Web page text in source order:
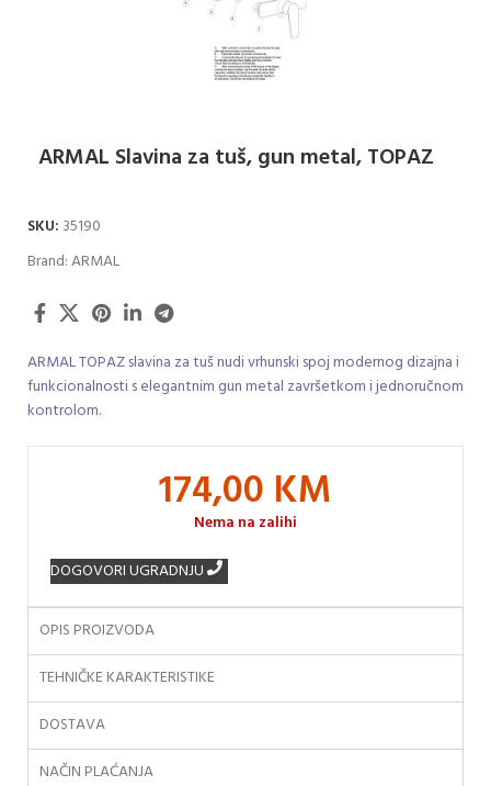
ARMAL Slavina za tuš, gun metal, TOPAZ
SKU: 35190
Brand:ARMAL
ARMAL TOPAZ slavina za tuš nudi vrhunski spoj modernog dizajna i
funkcionalnosti s elegantnim gun metal završetkom i jednoručnom
kontrolom.
174,00 KM
Nema na zalihi
DOGOVORI UGRADNJU
OPIS PROIZVODA
TEHNIČKE KARAKTERISTIKE
DOSTAVA
NAČIN PLAĆANJA